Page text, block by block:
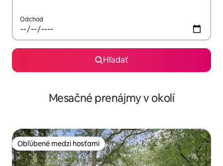
Odchod
Hľadať
Mesačné prenájmy v okolí
Obľúbené medzi hosťami
Obľúbené medzi hosťami